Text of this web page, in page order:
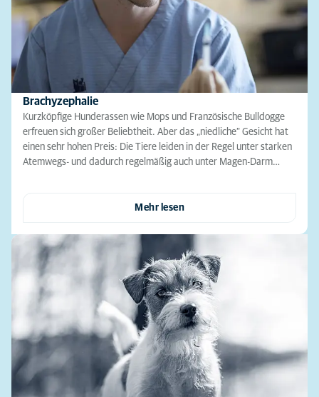
Brachyzephalie
Kurzköpfige Hunderassen wie Mops und Französische Bulldogge
erfreuen sich großer Beliebtheit. Aber das „niedliche“ Gesicht hat
einen sehr hohen Preis: Die Tiere leiden in der Regel unter starken
Atemwegs- und dadurch regelmäßig auch unter Magen-Darm…
Mehr lesen